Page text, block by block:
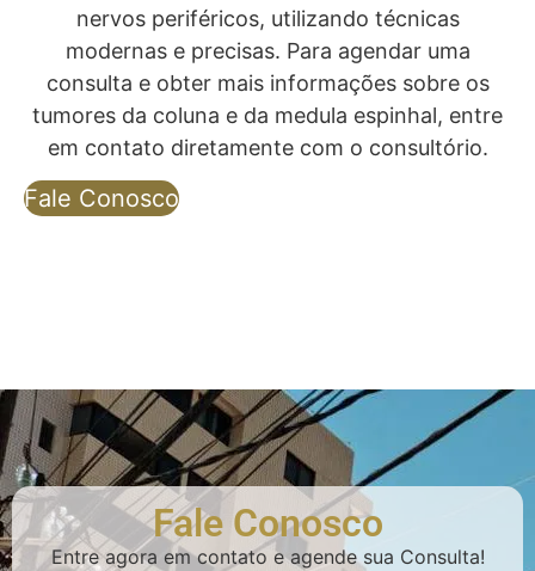
nervos periféricos, utilizando técnicas
modernas e precisas. Para agendar uma
consulta e obter mais informações sobre os
tumores da coluna e da medula espinhal, entre
em contato diretamente com o consultório.
Fale Conosco
Fale Conosco
Entre agora em contato e agende sua Consulta!